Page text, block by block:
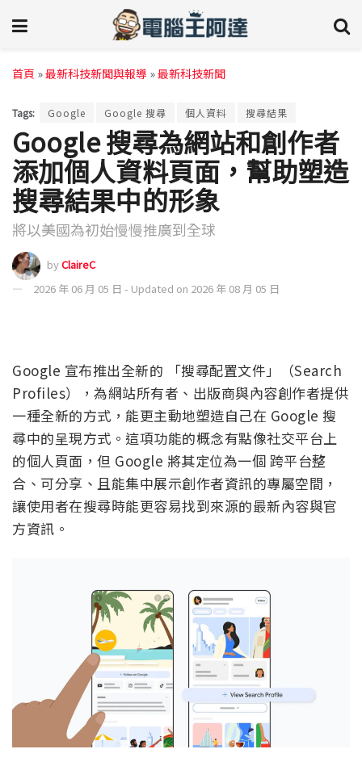
首頁 »最新科技新聞與報導 »最新科技新聞
Tags: Google Google 搜尋 個人資料 搜尋結果
Google 搜尋為網站和創作者
添加個人資料頁面，幫助塑造
搜尋結果中的形象
將以美國為初始慢慢推廣到全球
byClaireC
2026 年 06 月 05 日 - Updated on 2026 年 08 月 05 日
Google 宣布推出全新的 「搜尋配置文件」（Search
Profiles），為網站所有者、出版商與內容創作者提供
一種全新的方式，能更主動地塑造自己在 Google 搜
尋中的呈現方式。這項功能的概念有點像社交平台上
的個人頁面，但 Google 將其定位為一個 跨平台整
合、可分享、且能集中展示創作者資訊的專屬空間，
讓使用者在搜尋時能更容易找到來源的最新內容與官
方資訊。